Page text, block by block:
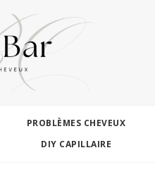
PROBLÈMES CHEVEUX
DIY CAPILLAIRE